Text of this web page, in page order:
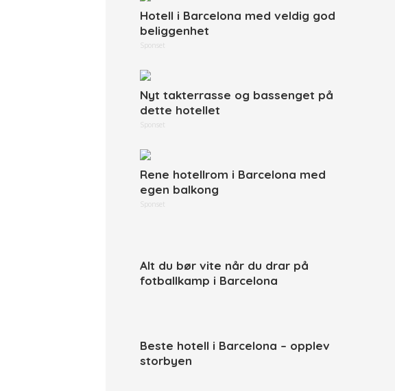
Hotell i Barcelona med veldig god
beliggenhet
Sponset
Nyt takterrasse og bassenget på
dette hotellet
Sponset
Rene hotellrom i Barcelona med
egen balkong
Sponset
Alt du bør vite når du drar på
fotballkamp i Barcelona
Beste hotell i Barcelona – opplev
storbyen